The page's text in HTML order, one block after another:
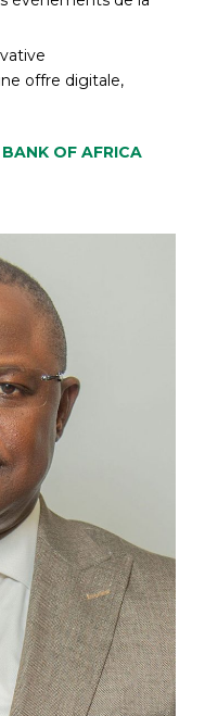
offre digitale,
BANK OF AFRICA